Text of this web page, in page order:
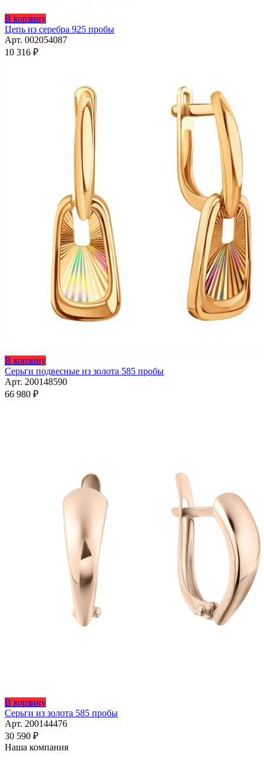
В корзинуЭтот
товар
имеет
выбрать
странице
Цепь из серебра 925 пробы
Арт. 002054087
10 316 ₽
В корзину
Серьги подвесные из золота 585 пробы
Арт. 200148590
66 980 ₽
В корзину
Серьги из золота 585 пробы
Арт. 200144476
30 590 ₽
Наша компания